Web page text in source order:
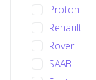
Proton
Renault
Rover
SAAB